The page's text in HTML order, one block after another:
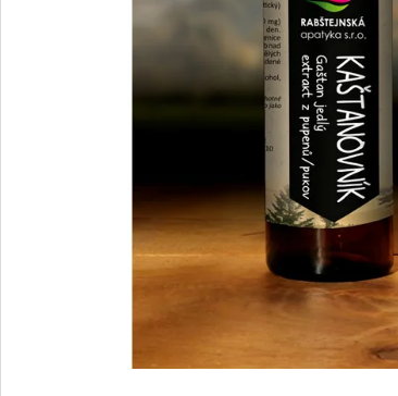
ŠÍPKOVÉ HÁLKY (PERKOLÁT) 50 ML
335